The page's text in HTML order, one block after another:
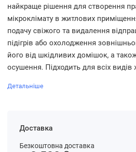
найкраще рішення для створення
мікроклімату в житлових
подачу свіжого та видалення
підігрів або охолодження
його від шкідливих домішок, а
осушення. Підходить для всіх
Детальніше
Доставка
Безкоштовна доставка